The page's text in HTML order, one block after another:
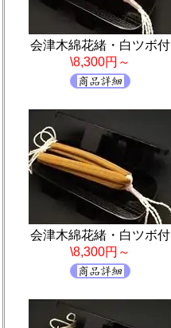
会津木綿花緒・白ツボ付
\8,300円～
会津木綿花緒・白ツボ付
\8,300円～